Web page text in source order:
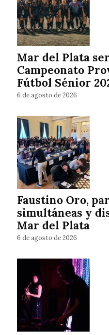
Mar del Plata
Campeonato
Fútbol Sénior
6 de agosto de 2026
Faustino Oro,
simultáneas y
Mar del Plata
6 de agosto de 2026